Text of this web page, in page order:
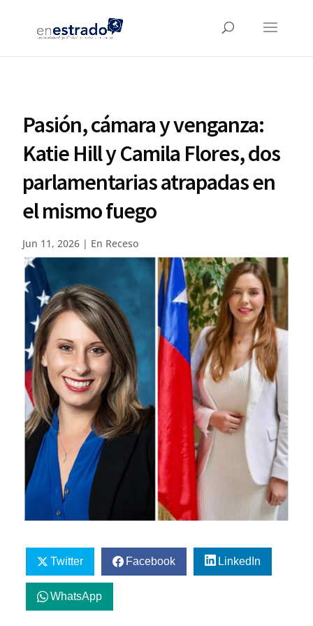
Pasión, cámara y venganza:
Katie Hill y Camila Flores, dos
parlamentarias atrapadas en
el mismo fuego
Jun 11, 2026 | En Receso
Twitter Facebook LinkedIn
WhatsApp